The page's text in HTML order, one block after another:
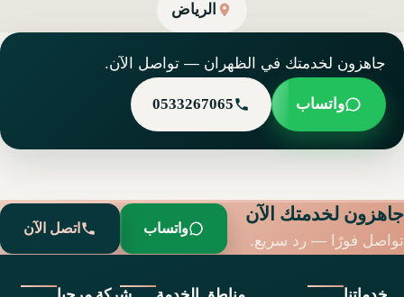
الرياض
جاهزون لخدمتك في الظهران — تواصل الآن.
واتساب 0533267065
جاهزون لخدمتك الآن
تواصل فورًا — رد سريع.
واتساب اتصل الآن